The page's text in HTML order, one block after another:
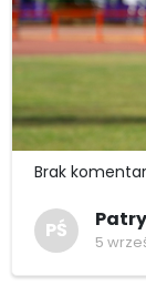
Brak
PŚ
5